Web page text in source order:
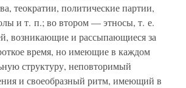
теократии, политические партии,
и т. п.; во втором — этносы, т. е.
возникающие и рассыпающиеся за
время, но имеющие в каждом
структуру, неповторимый
и своеобразный ритм, имеющий в